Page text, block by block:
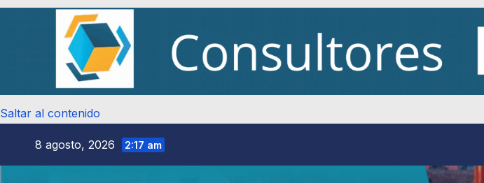
Saltar al contenido
8 agosto, 2026 2:17 am